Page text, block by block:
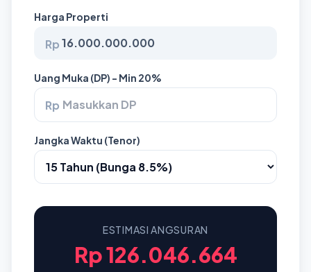
Harga Properti
Rp
Uang Muka (DP) - Min 20%
Rp
Jangka Waktu (Tenor)
ESTIMASI ANGSURAN
Rp 126.046.664